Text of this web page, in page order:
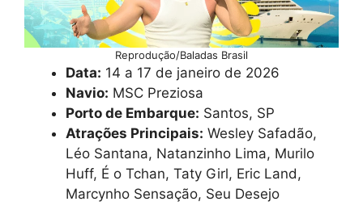
Reprodução/Baladas Brasil
Data: 14 a 17 de janeiro de 2026
Navio: MSC Preziosa
Porto de Embarque: Santos, SP
Atrações Principais: Wesley Safadão,
Léo Santana, Natanzinho Lima, Murilo
Huff, É o Tchan, Taty Girl, Eric Land,
Marcynho Sensação, Seu Desejo